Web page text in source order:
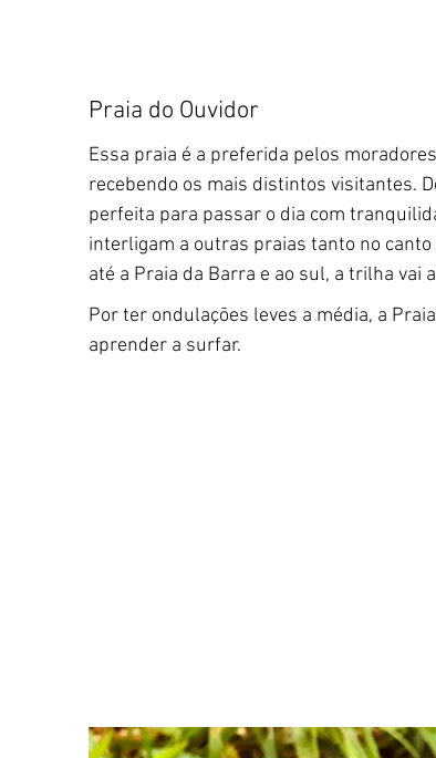
Praia do Ouvidor
Essa praia é a preferida pelos
recebendo os mais distintos visitantes.
perfeita para passar o dia com
interligam a outras praias tanto no
até a Praia da Barra e ao sul, a trilha vai
Por ter ondulações leves a média, a
aprender a surfar.